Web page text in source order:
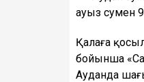
ауыз сумен
Қалаға
бойынша
Ауданда